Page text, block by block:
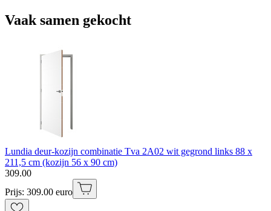
Vaak samen gekocht
Lundia deur-kozijn combinatie Tva 2A02 wit gegrond links 88 x
211,5 cm (kozijn 56 x 90 cm)
309.00
Prijs: 309.00 euro